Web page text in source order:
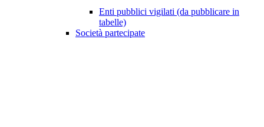
Enti pubblici vigilati (da pubblicare in
tabelle)
Società partecipate